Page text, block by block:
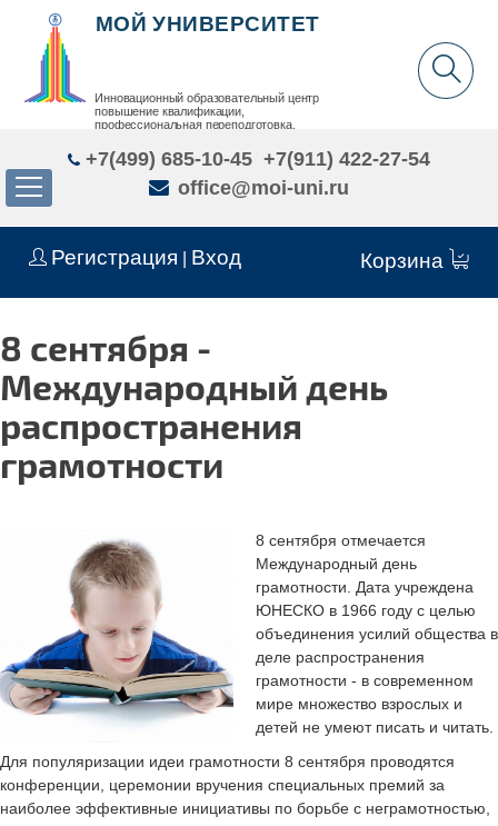
Регистрация Вход Корзина
МОЙ УНИВЕРСИТЕТ
Инновационный образовательный центр
повышение квалификации,
профессиональная переподготовка,
+7(499) 685-10-45 +7(911) 422-27-54
office@moi-uni.ru
8 сентября -
Международный день
распространения
грамотности
8 сентября отмечается
Международный день
грамотности. Дата учреждена
ЮНЕСКО в 1966 году с целью
объединения усилий общества в
деле распространения
грамотности - в современном
мире множество взрослых и
детей не умеют писать и читать.
Для популяризации идеи грамотности 8 сентября проводятся
конференции, церемонии вручения специальных премий за
наиболее эффективные инициативы по борьбе с неграмотностью,